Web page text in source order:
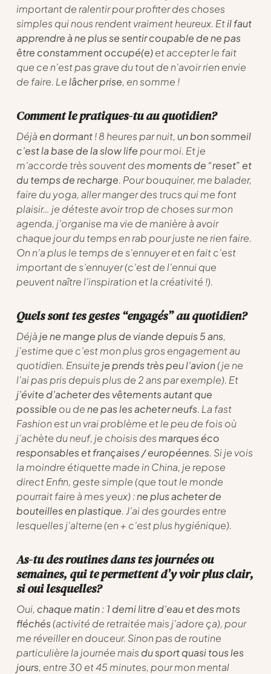
important de ralentir pour profiter des choses
simples qui nous rendent vraiment heureux. Etil faut
apprendre à ne plus se sentir coupable de ne pas
être constamment occupé(e)et accepter le fait
que ce n’est pas grave du tout de n’avoir rien envie
de faire. Lelâcher prise, en somme !
Comment le pratiques-tu au quotidien?
Déjà en dormant! 8 heures par nuit, un bon sommeil
c’est la base de la slow life pour moi. Et je
m’accorde très souvent desmoments de “reset” et
du temps de recharge. Pour bouquiner, me balader,
faire du yoga, aller manger des trucs qui me font
plaisir… je déteste avoir trop de choses sur mon
agenda, j’organise ma vie de manière à avoir
chaque jour du temps en rab pour juste ne rien faire.
On n’a plus le temps de s’ennuyer et en fait c’est
important de s’ennuyer (c’est de l’ennui que
peuvent naître l’inspiration et la créativité !).
Quels sont tes gestes “engagés” au quotidien?
Déjà je ne mange plus de viande depuis 5 ans,
j’estime que c’est mon plus gros engagement au
quotidien. Ensuite je prends très peu l’avion(je ne
l’ai pas pris depuis plus de 2 ans par exemple). Et
j’évite d’acheter des vêtements autant que
possible ou dene pas les acheter neufs. La fast
Fashion est un vrai problème et le peu de fois où
j’achète du neuf, je choisis desmarques éco
responsables et françaises / européennes. Si je vois
la moindre étiquette made in China, je repose
direct Enfin, geste simple (que tout le monde
pourrait faire à mes yeux) :ne plus acheter de
bouteilles en plastique. J’ai des gourdes entre
lesquelles j’alterne (en + c’est plus hygiénique).
As-tu des routines dans tes journées ou
semaines, qui te permettent d’y voir plus clair,
si oui lesquelles?
Oui, chaque matin : 1 demi litre d’eau et des mots
fléchés(activité de retraitée mais j’adore ça), pour
me réveiller en douceur. Sinon pas de routine
particulière la journée mais du sport quasi tous les
jours, entre 30 et 45 minutes, pour mon mental